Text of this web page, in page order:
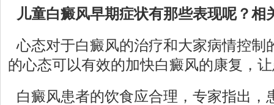
儿童白癜风早期症状有那些表现呢？相
心态对于白癜风的治疗和大家病情控制
的心态可以有效的加快白癜风的康复，
白癜风患者的饮食应合理，专家指出，